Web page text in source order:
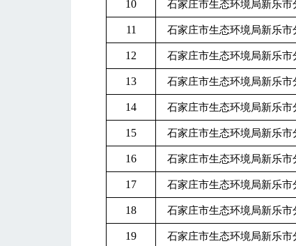
10 石家庄市生态环境局新乐市
11 石家庄市生态环境局新乐市
12 石家庄市生态环境局新乐市
13 石家庄市生态环境局新乐市
14 石家庄市生态环境局新乐市
15 石家庄市生态环境局新乐市
16 石家庄市生态环境局新乐市
17 石家庄市生态环境局新乐市
18 石家庄市生态环境局新乐市
19 石家庄市生态环境局新乐市